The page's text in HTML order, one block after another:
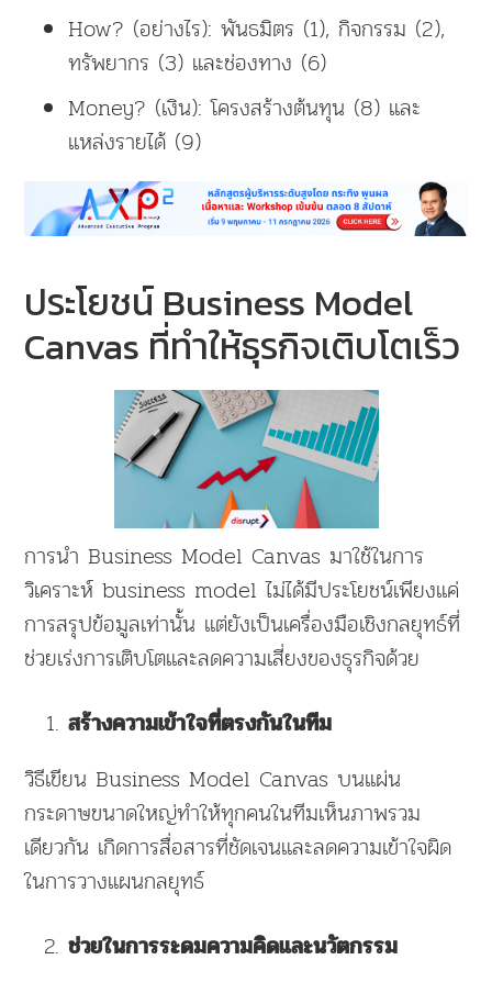
How? (อย่างไร): พันธมิตร (1), กิจกรรม (2),
ทรัพยากร (3) และช่องทาง (6)
Money? (เงิน): โครงสร้างต้นทุน (8) และ
แหล่งรายได้ (9)
ประโยชน์ Business Model
Canvas ที่ทำให้ธุรกิจเติบโตเร็ว
การนำ Business Model Canvas มาใช้ในการ
วิเคราะห์ business model ไม่ได้มีประโยชน์เพียงแค่
การสรุปข้อมูลเท่านั้น แต่ยังเป็นเครื่องมือเชิงกลยุทธ์ที่
ช่วยเร่งการเติบโตและลดความเสี่ยงของธุรกิจด้วย
สร้างความเข้าใจที่ตรงกันในทีม
วิธีเขียน Business Model Canvas บนแผ่น
กระดาษขนาดใหญ่ทำให้ทุกคนในทีมเห็นภาพรวม
เดียวกัน เกิดการสื่อสารที่ชัดเจนและลดความเข้าใจผิด
ในการวางแผนกลยุทธ์
ช่วยในการระดมความคิดและนวัตกรรม